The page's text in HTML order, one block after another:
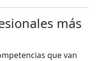
más
que van